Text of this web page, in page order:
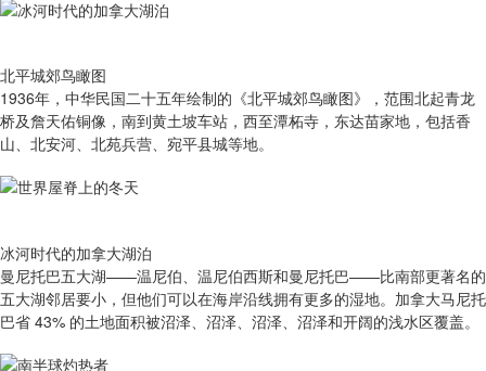
北平城郊鸟瞰图
1936年，中华民国二十五年绘制的《北平城郊鸟瞰图》，范围北起青龙
桥及詹天佑铜像，南到黄土坡车站，西至潭柘寺，东达苗家地，包括香
山、北安河、北苑兵营、宛平县城等地。
冰河时代的加拿大湖泊
曼尼托巴五大湖——温尼伯、温尼伯西斯和曼尼托巴——比南部更著名的
五大湖邻居要小，但他们可以在海岸沿线拥有更多的湿地。加拿大马尼托
巴省 43% 的土地面积被沼泽、沼泽、沼泽、沼泽和开阔的浅水区覆盖。